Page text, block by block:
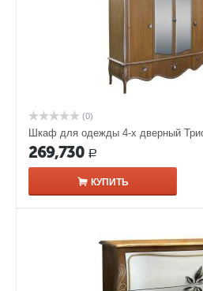
(0)
Шкаф для одежды 4-х дверный
269,730 Р
КУПИТЬ